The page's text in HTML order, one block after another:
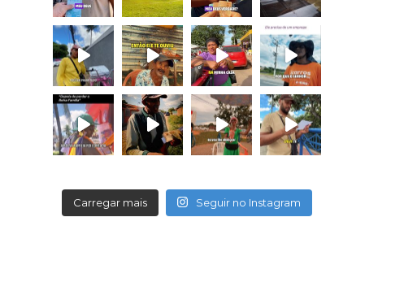
Carregar mais Seguir no Instagram